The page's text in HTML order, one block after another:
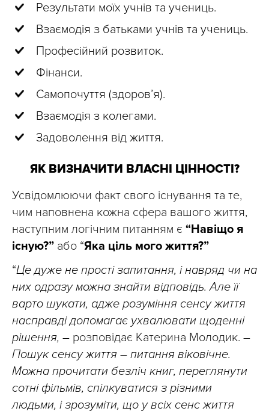
Результати моїх учнів та учениць.
Взаємодія з батьками учнів та учениць.
Професійний розвиток.
Фінанси.
Самопочуття (здоров’я).
Взаємодія з колегами.
Задоволення від життя.
ЯК ВИЗНАЧИТИ ВЛАСНІ ЦІННОСТІ?
Усвідомлюючи факт свого існування та те,
чим наповнена кожна сфера вашого життя,
наступним логічним питанням є “Навіщо я
існую?” або “Яка ціль мого життя?”
“Це дуже не прості запитання, і навряд чи на
них одразу можна знайти відповідь. Але її
варто шукати, адже розуміння сенсу життя
насправді допомагає ухвалювати щоденні
рішення, – розповідає Катерина Молодик. –
Пошук сенсу життя – питання віковічне.
Можна прочитати безліч книг, переглянути
сотні фільмів, спілкуватися з різними
людьми, і зрозуміти, що у всіх сенс життя